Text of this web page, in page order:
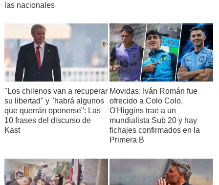
las nacionales
"Los chilenos van a recuperar
su libertad" y "habrá algunos
que querrán oponerse": Las
10 frases del discurso de
Kast
Movidas: Iván Román fue
ofrecido a Colo Colo,
O'Higgins trae a un
mundialista Sub 20 y hay
fichajes confirmados en la
Primera B